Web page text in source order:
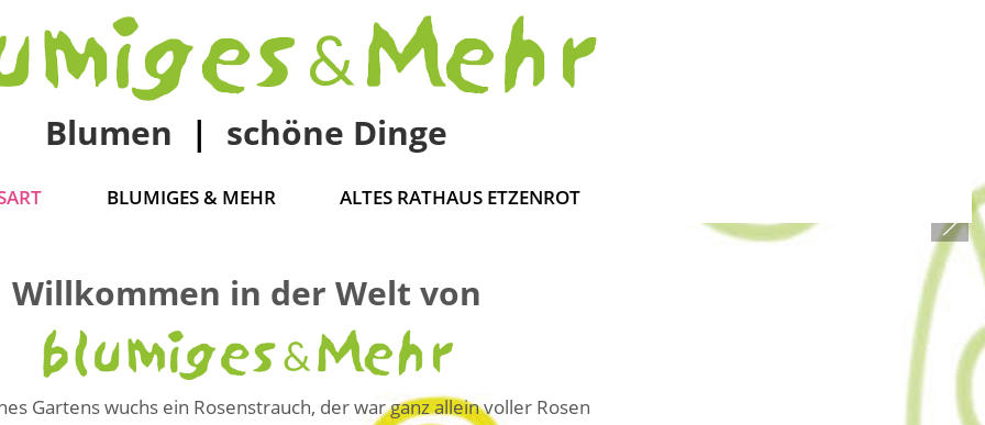
Blumen | schöne Dinge
BLUMIGES & MEHR ALTES RATHAUS ETZENROT
Willkommen in der Welt von
Gartens wuchs ein Rosenstrauch, der war ganz allein voller Rosen